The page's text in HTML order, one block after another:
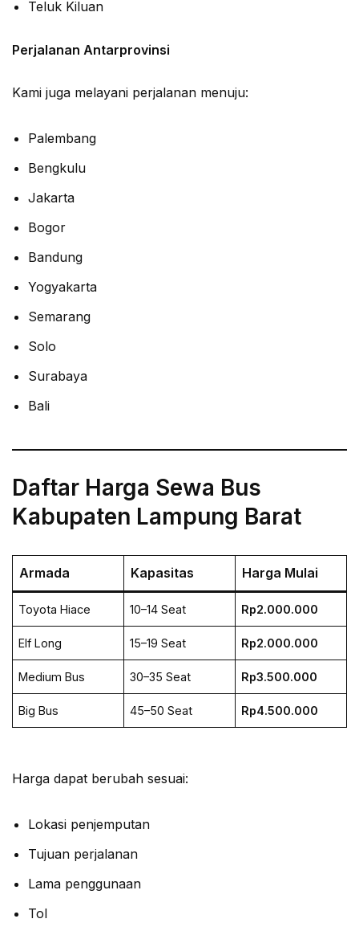
Teluk Kiluan
Perjalanan Antarprovinsi
Kami juga melayani perjalanan menuju:
Palembang
Bengkulu
Jakarta
Bogor
Bandung
Yogyakarta
Semarang
Solo
Surabaya
Bali
Daftar Harga Sewa Bus
Kabupaten Lampung Barat
Armada Kapasitas Harga Mulai
Toyota Hiace 10–14 Seat Rp2.000.000
Elf Long 15–19 Seat Rp2.000.000
Medium Bus 30–35 Seat Rp3.500.000
Big Bus 45–50 Seat Rp4.500.000
Harga dapat berubah sesuai:
Lokasi penjemputan
Tujuan perjalanan
Lama penggunaan
Tol